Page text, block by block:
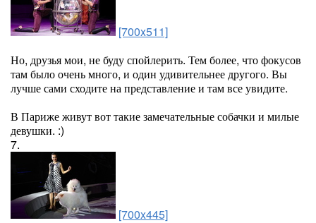
[700x511]
Но, друзья мои, не буду спойлерить. Тем более, что фокусов
там было очень много, и один удивительнее другого. Вы
лучше сами сходите на представление и там все увидите.
В Париже живут вот такие замечательные собачки и милые
девушки. :)
7.
[700x445]